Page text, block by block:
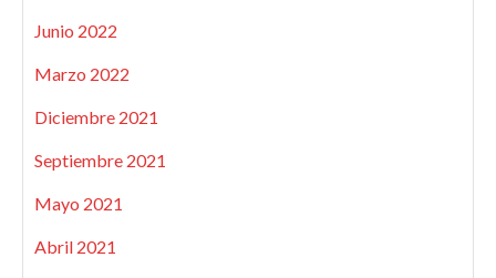
Junio 2022
Marzo 2022
Diciembre 2021
Septiembre 2021
Mayo 2021
Abril 2021